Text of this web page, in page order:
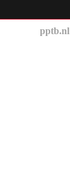
pptb.nl